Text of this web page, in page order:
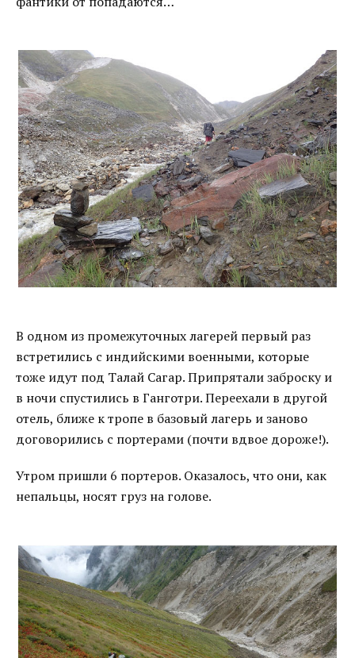
В одном из промежуточных лагерей первый раз
встретились с индийскими военными, которые
тоже идут под Талай Сагар. Припрятали заброску и
в ночи спустились в Ганготри. Переехали в другой
отель, ближе к тропе в базовый лагерь и заново
договорились с портерами (почти вдвое дороже!).
Утром пришли 6 портеров. Оказалось, что они, как
непальцы, носят груз на голове.